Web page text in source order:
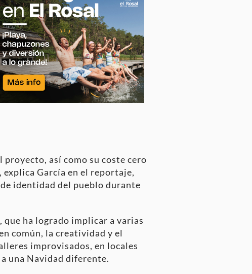
proyecto, así como su coste cero
explica García en el reportaje,
identidad del pueblo durante
ha logrado implicar a varias
común, la creatividad y el
improvisados, en locales
una Navidad diferente.